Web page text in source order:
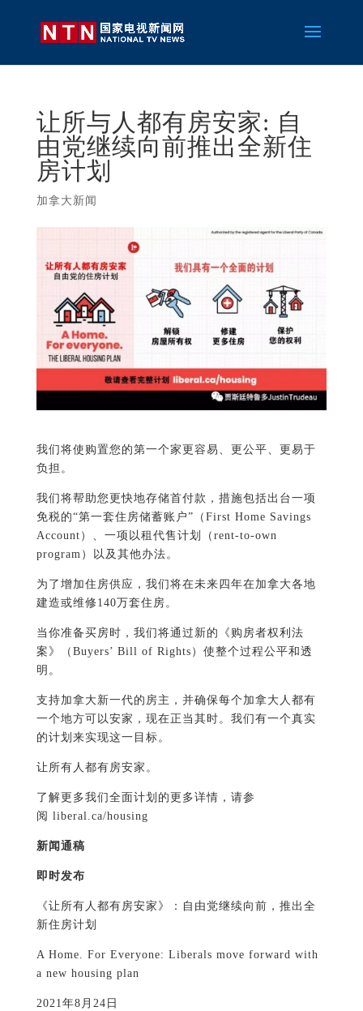
让所与人都有房安家: 自
由党继续向前推出全新住
房计划
加拿大新闻
我们将使购置您的第一个家更容易、更公平、更易于
负担。
我们将帮助您更快地存储首付款，措施包括出台一项
免税的“第一套住房储蓄账户”（First Home Savings
Account）、一项以租代售计划（rent-to-own
program）以及其他办法。
为了增加住房供应，我们将在未来四年在加拿大各地
建造或维修140万套住房。
当你准备买房时，我们将通过新的《购房者权利法
案》（Buyers’ Bill of Rights）使整个过程公平和透
明。
支持加拿大新一代的房主，并确保每个加拿大人都有
一个地方可以安家，现在正当其时。我们有一个真实
的计划来实现这一目标。
让所有人都有房安家。
了解更多我们全面计划的更多详情，请参
阅 liberal.ca/housing
新闻通稿
即时发布
《让所有人都有房安家》：自由党继续向前，推出全
新住房计划
A Home. For Everyone: Liberals move forward with
a new housing plan
2021年8月24日